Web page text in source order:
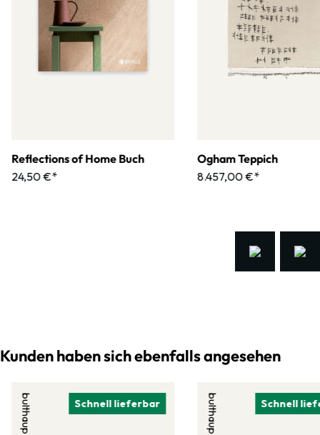
Reflections of Home Buch
24,50 €*
Ogham Teppich
8.457,00 €*
Kunden haben sich ebenfalls angesehen
Schnell lieferbar
bulthaup Schnell
bulthaup